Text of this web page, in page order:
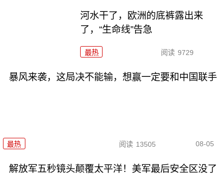
河水干了，欧洲的底裤露出来
了，“生命线”告急
最热 阅读 9729
暴风来袭，这局决不能输，想赢一定要和中国联手
最热 阅读 13505 08-05
解放军五秒镜头颠覆太平洋！美军最后安全区没了